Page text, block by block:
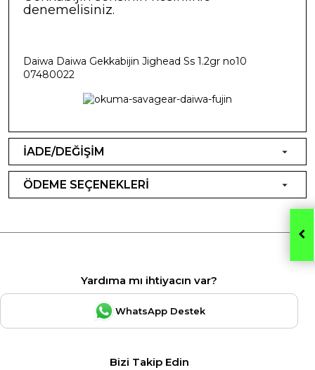
denemelisiniz.
Daiwa Daiwa Gekkabijin Jighead Ss 1.2gr no10
07480022
İADE/DEĞİŞİM
ÖDEME SEÇENEKLERİ
Yardıma mı ihtiyacın var?
WhatsApp Destek
Bizi Takip Edin